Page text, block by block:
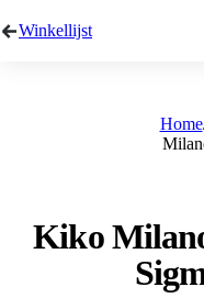
Winkellijst
Home
Kiko